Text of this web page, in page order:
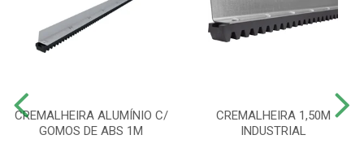
CREMALHEIRA ALUMÍNIO C/
GOMOS DE ABS 1M
CREMALHEIRA 1,50M
INDUSTRIAL